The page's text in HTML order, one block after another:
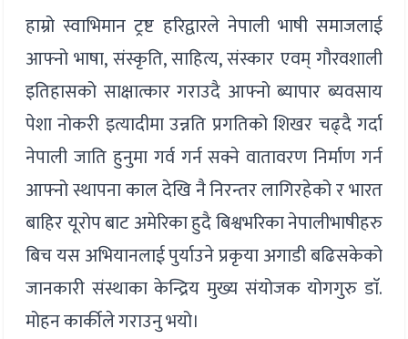
हाम्रो स्वाभिमान ट्रष्ट हरिद्वारले नेपाली भाषी समाजलाई
आफ्नो भाषा, संस्कृति, साहित्य, संस्कार एवम् गौरवशाली
इतिहासको साक्षात्कार गराउदै आफ्नो ब्यापार ब्यवसाय
पेशा नोकरी इत्यादीमा उन्नति प्रगतिको शिखर चढ्दै गर्दा
नेपाली जाति हुनुमा गर्व गर्न सक्ने वातावरण निर्माण गर्न
आफ्नो स्थापना काल देखि नै निरन्तर लागिरहेको र भारत
बाहिर यूरोप बाट अमेरिका हुदै बिश्वभरिका नेपालीभाषीहरु
बिच यस अभियानलाई पुर्याउने प्रकृया अगाडी बढिसकेको
जानकारी संस्थाका केन्द्रिय मुख्य संयोजक योगगुरु डाॅ.
मोहन कार्कीले गराउनु भयो।